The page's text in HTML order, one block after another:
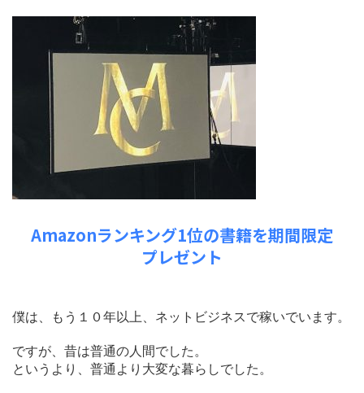
Amazonランキング1位の書籍を期間限定
プレゼント
僕は、もう１０年以上、ネットビジネスで稼いでいます。
ですが、昔は普通の人間でした。
というより、普通より大変な暮らしでした。